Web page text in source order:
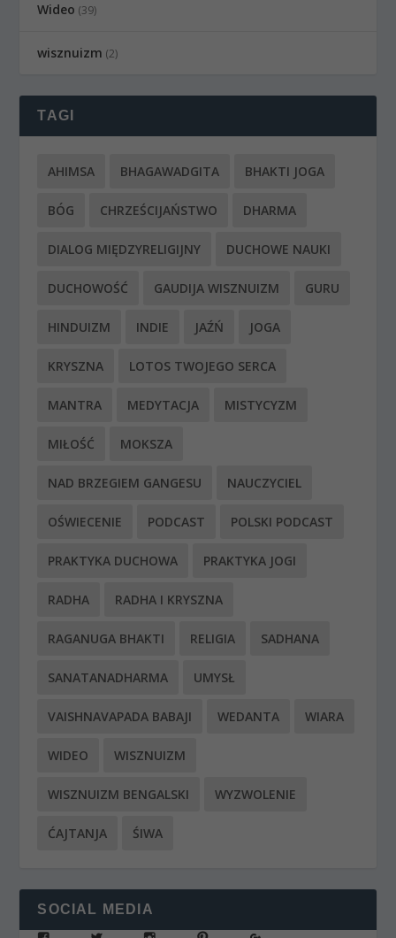
Wideo (39)
wisznuizm (2)
TAGI
AHIMSA BHAGAWADGITA BHAKTI JOGA
BÓG CHRZEŚCIJAŃSTWO DHARMA
DIALOG MIĘDZYRELIGIJNY DUCHOWE NAUKI
DUCHOWOŚĆ GAUDIJA WISZNUIZM GURU
HINDUIZM INDIE JAŹŃ JOGA
KRYSZNA LOTOS TWOJEGO SERCA
MANTRA MEDYTACJA MISTYCYZM
MIŁOŚĆ MOKSZA
NAD BRZEGIEM GANGESU NAUCZYCIEL
OŚWIECENIE PODCAST POLSKI PODCAST
PRAKTYKA DUCHOWA PRAKTYKA JOGI
RADHA RADHA I KRYSZNA
RAGANUGA BHAKTI RELIGIA SADHANA
SANATANADHARMA UMYSŁ
VAISHNAVAPADA BABAJI WEDANTA WIARA
WIDEO WISZNUIZM
WISZNUIZM BENGALSKI WYZWOLENIE
ĆAJTANJA ŚIWA
SOCIAL MEDIA